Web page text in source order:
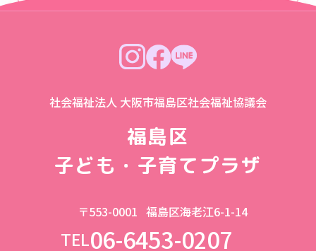
社会福祉法人 大阪市福島区社会福祉協議会
福島区
子ども・子育てプラザ
〒553-0001 福島区海老江6-1-14
TEL06-6453-0207